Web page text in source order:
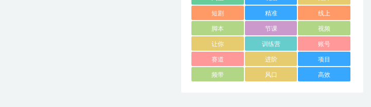
短剧 精准 线上
脚本 节课 视频
让你 训练营 账号
赛道 进阶 项目
频带 风口 高效